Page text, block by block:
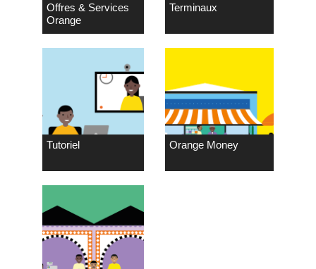
Offres & Services
Orange
Terminaux
Tutoriel Orange Money